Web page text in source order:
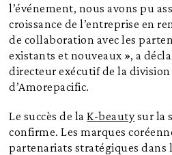
l’événement, nous avons pu
croissance de l’entreprise en
de collaboration avec les
existants et nouveaux », a
directeur exécutif de la division
d’Amorepacific.
Le succès de laK-beautysur la
confirme. Les marques
partenariats stratégiques